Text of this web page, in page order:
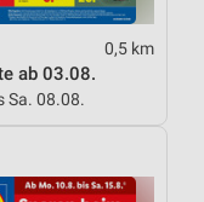
0,5 km
ab 03.08.
Sa. 08.08.